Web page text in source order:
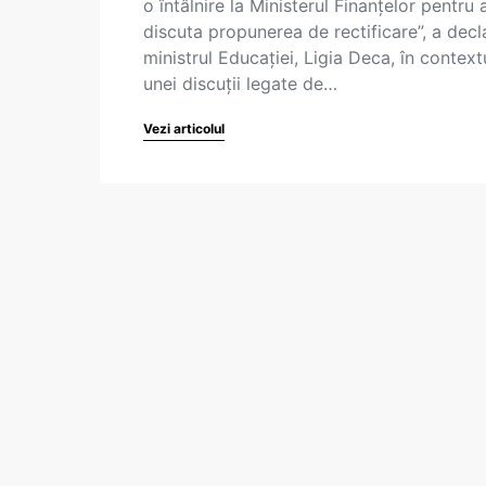
o întâlnire la Ministerul Finanțelor pentru
discuta propunerea de rectificare”, a
ministrul Educației, Ligia Deca, în
unei discuții legate de…
Vezi articolul